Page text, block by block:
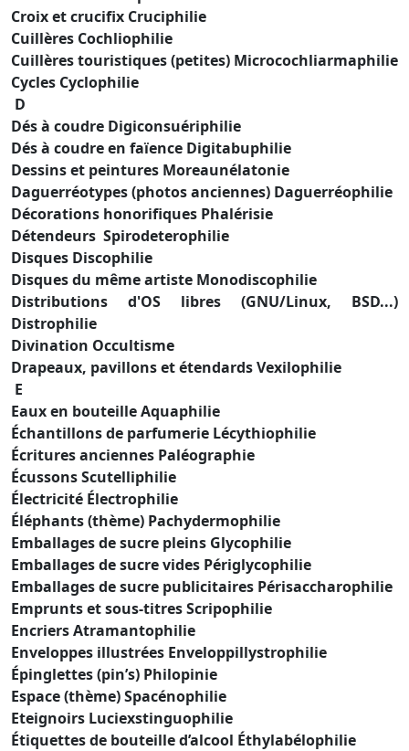
Croix et crucifix Cruciphilie
Cuillères Cochliophilie
Cuillères touristiques (petites) Microcochliarmaphilie
Cycles Cyclophilie
D
Dés à coudre Digiconsuériphilie
Dés à coudre en faïence Digitabuphilie
Dessins et peintures Moreaunélatonie
Daguerréotypes (photos anciennes) Daguerréophilie
Décorations honorifiques Phalérisie
Détendeurs Spirodeterophilie
Disques Discophilie
Disques du même artiste Monodiscophilie
Distributions d'OS libres (GNU/Linux, BSD...)
Distrophilie
Divination Occultisme
Drapeaux, pavillons et étendards Vexilophilie
E
Eaux en bouteille Aquaphilie
Échantillons de parfumerie Lécythiophilie
Écritures anciennes Paléographie
Écussons Scutelliphilie
Électricité Électrophilie
Éléphants (thème) Pachydermophilie
Emballages de sucre pleins Glycophilie
Emballages de sucre vides Périglycophilie
Emballages de sucre publicitaires Périsaccharophilie
Emprunts et sous-titres Scripophilie
Encriers Atramantophilie
Enveloppes illustrées Enveloppillystrophilie
Épinglettes (pin’s) Philopinie
Espace (thème) Spacénophilie
Eteignoirs Luciexstinguophilie
Étiquettes de bouteille d’alcool Éthylabélophilie